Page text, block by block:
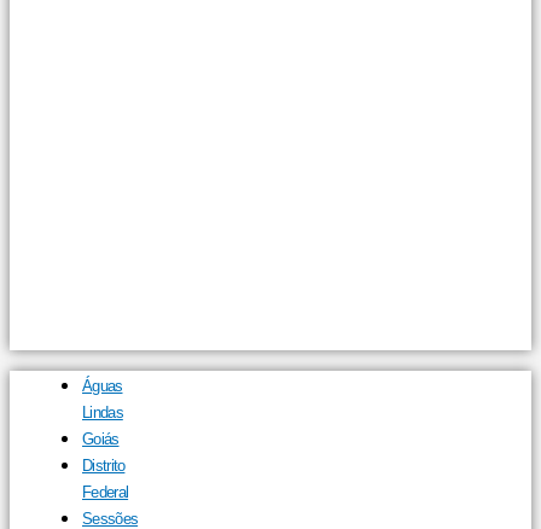
Águas
Lindas
Goiás
Distrito
Federal
Sessões